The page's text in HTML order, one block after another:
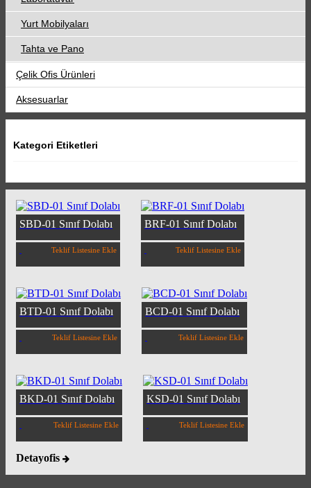
Yurt Mobilyaları
Tahta ve Pano
Çelik Ofis Ürünleri
Aksesuarlar
Kategori Etiketleri
SBD-01 Sınıf Dolabı
Teklif Listesine Ekle
BRF-01 Sınıf Dolabı
Teklif Listesine Ekle
BTD-01 Sınıf Dolabı
Teklif Listesine Ekle
BCD-01 Sınıf Dolabı
Teklif Listesine Ekle
BKD-01 Sınıf Dolabı
Teklif Listesine Ekle
KSD-01 Sınıf Dolabı
Teklif Listesine Ekle
Detayofis